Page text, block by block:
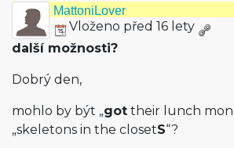
MattoniLover
Vloženo před 16 lety
další možnosti?
Dobrý den,
mohlo by být „got their lunch
„skeletons in the closetS“?